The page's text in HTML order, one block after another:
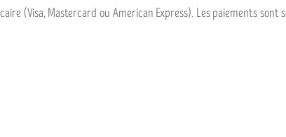
(Visa, Mastercard ou American Express). Les paiements sont